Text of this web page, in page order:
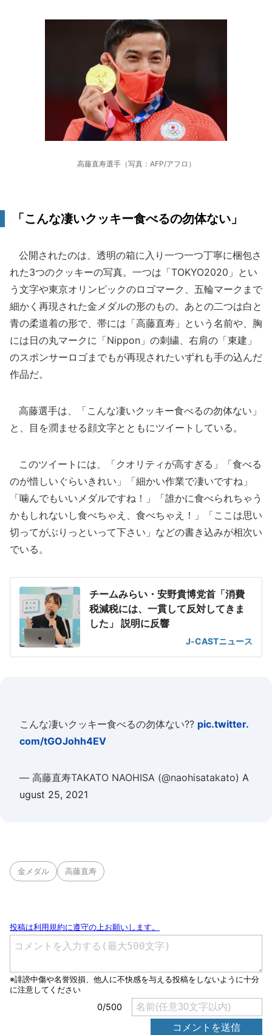
高藤直寿選手（写真：AFP/アフロ）
「こんな凄いクッキー食べるの勿体ない」
公開されたのは、透明の箱に入り一つ一つ丁寧に梱包さ
れた3つのクッキーの写真。一つは「TOKYO2020」とい
う文字や東京オリンピックのロゴマーク、五輪マークまで
細かく再現された金メダルの形のもの。あとの二つは白と
青の柔道着の形で、帯には「高藤直寿」という名前や、胸
には日の丸マークに「Nippon」の刺繍、右肩の「東建」
のスポンサーロゴまでもが再現されたいずれも手の込んだ
作品だ。
高藤選手は、「こんな凄いクッキー食べるの勿体ない」
と、目を潤ませる顔文字とともにツイートしている。
このツイートには、「クオリティが高すぎる」「食べる
のが惜しいぐらいきれい」「細かい作業で凄いですね」
「噛んでもいいメダルですね！」「誰かに食べられちゃう
かもしれないし食べちゃえ、食べちゃえ！」「ここは思い
切ってがぶりっといって下さい」などの書き込みが相次い
でいる。
チームみらい・安野貴博党首「消費
税減税には、一貫して反対してきま
した」 説明に反響
J-CASTニュース
こんな凄いクッキー食べるの勿体ない?? pic.twitter.
com/tGOJohh4EV
— 高藤直寿TAKATO NAOHISA (@naohisatakato) A
ugust 25, 2021
金メダル 高藤直寿